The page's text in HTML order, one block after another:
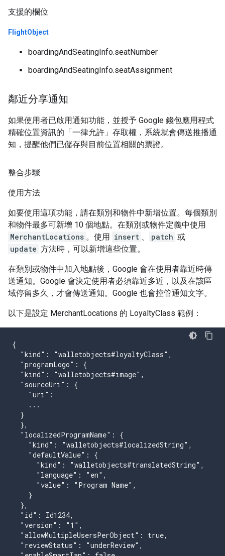
支援的欄位
FlightObject
boardingAndSeatingInfo.seatNumber
boardingAndSeatingInfo.seatAssignment
鄰近分享通知
如果使用者已啟用通知功能，並授予 Google 錢包應用程式
精確位置資訊的「一律允許」存取權，系統就會傳送推播通
知，提醒他們已儲存與目前位置相關的票證。
整合步驟
使用方法
如要使用這項功能，請在類別和物件中新增位置。每個類別
和物件最多可新增 10 個地點。在類別或物件定義中使用
MerchantLocations 。使用 insert 、 patch 或
update 方法時，可以新增這些位置。
在類別或物件中加入地點後，Google 會在使用者靠近時傳
送通知。Google 會決定使用者必須靠近多近，以及在該區
域停留多久，才會傳送通知。Google 也會控管通知文字。
以下是設定 MerchantLocations 的 LoyaltyClass 範例：
{
  "kind": "walletobjects#loyaltyClass",
  "programLogo": {
  "kind": "walletobjects#image",
  "sourceUri": {
    "uri":
    ...
  }
  },
  "localizedProgramName": {
    "kind": "walletobjects#localizedString",
    "defaultValue": {
      "kind": "walletobjects#translatedString",
      "language": "en",
      "value": "Program Name",
    }
  },
  "id": Id1234,
  "version": "1",
  "allowMultipleUsersPerObject": true,
  "reviewStatus": "underReview",